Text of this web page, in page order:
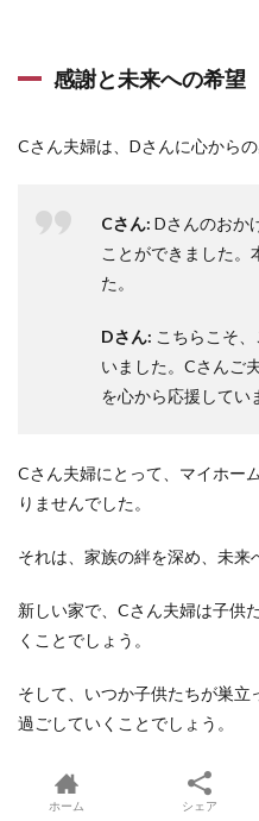
感謝と未来への希望
Cさん夫婦は、Dさんに心から
Cさん: Dさんのおか
ことができました。
た。
Dさん: こちらこそ
いました。Cさんご
を心から応援してい
Cさん夫婦にとって、マイホー
りませんでした。
それは、家族の絆を深め、未来
新しい家で、Cさん夫婦は子供
くことでしょう。
そして、いつか子供たちが巣
過ごしていくことでしょう。
ライフプラン設計に特化したFP
ホーム シェア